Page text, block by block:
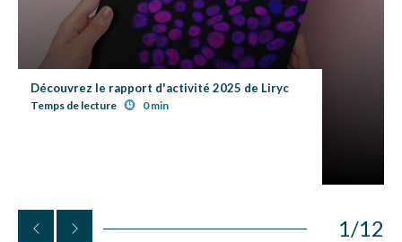
Découvrez le rapport d'activité 2025 de Liryc
Temps de lecture 0 min
1 /12